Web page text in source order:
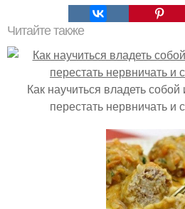
Читайте также
Как научиться владеть
перестать нервничать и